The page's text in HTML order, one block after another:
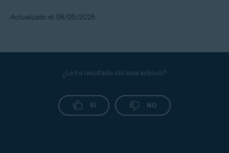
Actualizado el: 08/05/2026
¿Le ha resultado útil este artículo?
SÍ NO